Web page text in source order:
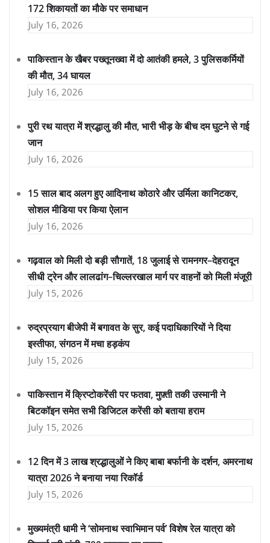
172 शिकायतों का मौके पर समाधान
July 16, 2026
पाकिस्तान के खैबर पख्तूनख्वा में दो आतंकी हमले, 3 पुलिसकर्मियों
की मौत, 34 घायल
July 16, 2026
पुरी रथ यात्रा में श्रद्धालु की मौत, भारी भीड़ के बीच दम घुटने से गई
जान
July 16, 2026
15 साल बाद अलग हुए आदिनाथ कोठारे और उर्मिला कानिटकर,
सोशल मीडिया पर किया ऐलान
July 16, 2026
गढ़वाल को मिली दो बड़ी सौगातें, 18 जुलाई से रामनगर–देहरादून
सीधी ट्रेन और लालढांग–चिल्लरखाल मार्ग पर वाहनों को मिली मंजूरी
July 15, 2026
रुद्रप्रयाग बीजेपी में बगावत के सुर, कई पदाधिकारियों ने दिया
इस्तीफा, संगठन में मचा हड़कंप
July 15, 2026
पाकिस्तान में क्रिप्टोकरेंसी पर फतवा, मुफ़्ती तकी उस्मानी ने
बिटकॉइन समेत सभी डिजिटल करेंसी को बताया हराम
July 15, 2026
12 दिन में 3 लाख श्रद्धालुओं ने किए बाबा बर्फानी के दर्शन, अमरनाथ
यात्रा 2026 ने बनाया नया रिकॉर्ड
July 15, 2026
मुख्यमंत्री धामी ने ‘सोमनाथ स्वाभिमान पर्व’ विशेष रेल यात्रा को